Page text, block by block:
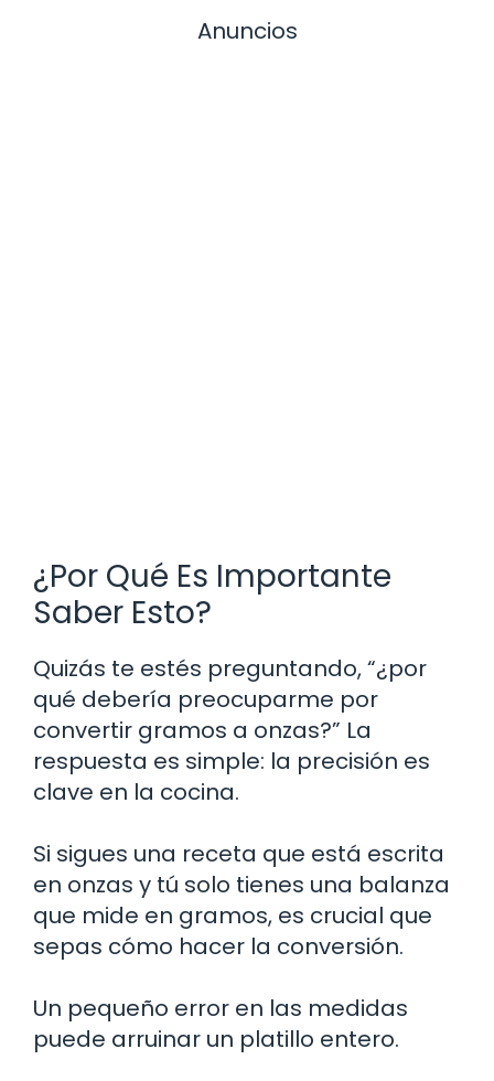
Anuncios
¿Por Qué Es Importante
Saber Esto?
Quizás te estés preguntando, “¿por
qué debería preocuparme por
convertir gramos a onzas?” La
respuesta es simple: la precisión es
clave en la cocina.
Si sigues una receta que está escrita
en onzas y tú solo tienes una balanza
que mide en gramos, es crucial que
sepas cómo hacer la conversión.
Un pequeño error en las medidas
puede arruinar un platillo entero.